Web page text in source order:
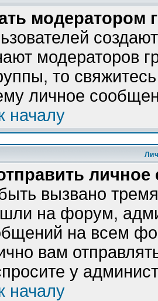
модератором
модераторов
то
личное
началу
вызвано
на форум,
на всем
вам
у
началу